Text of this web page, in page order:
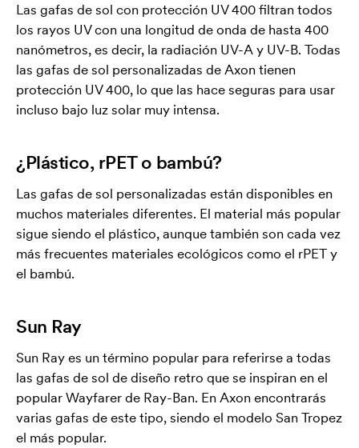
Las gafas de sol con protección UV 400 filtran todos
los rayos UV con una longitud de onda de hasta 400
nanómetros, es decir, la radiación UV-A y UV-B. Todas
las gafas de sol personalizadas de Axon tienen
protección UV 400, lo que las hace seguras para usar
incluso bajo luz solar muy intensa.
¿Plástico, rPET o bambú?
Las gafas de sol personalizadas están disponibles en
muchos materiales diferentes. El material más popular
sigue siendo el plástico, aunque también son cada vez
más frecuentes materiales ecológicos como el rPET y
el bambú.
Sun Ray
Sun Ray es un término popular para referirse a todas
las gafas de sol de diseño retro que se inspiran en el
popular Wayfarer de Ray-Ban. En Axon encontrarás
varias gafas de este tipo, siendo el modelo San Tropez
el más popular.